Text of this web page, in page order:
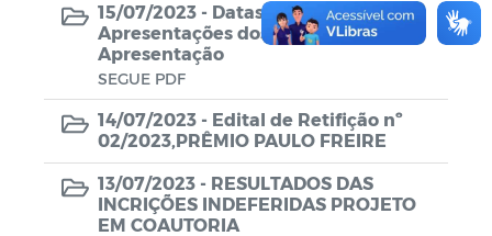
15/07/2023 - Datas das
Apresentações dos Projetos – 1ª
Apresentação
SEGUE PDF
14/07/2023 - Edital de Retifição nº
02/2023,PRÊMIO PAULO FREIRE
13/07/2023 - RESULTADOS DAS
INCRIÇÕES INDEFERIDAS PROJETO
EM COAUTORIA